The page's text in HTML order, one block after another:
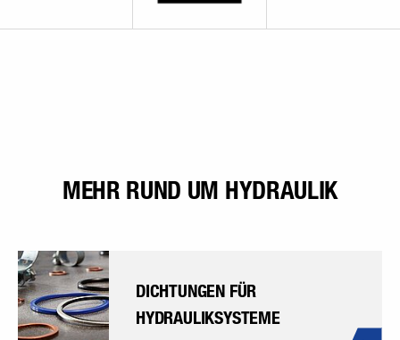
MEHR RUND UM HYDRAULIK
DICHTUNGEN FÜR
HYDRAULIKSYSTEME